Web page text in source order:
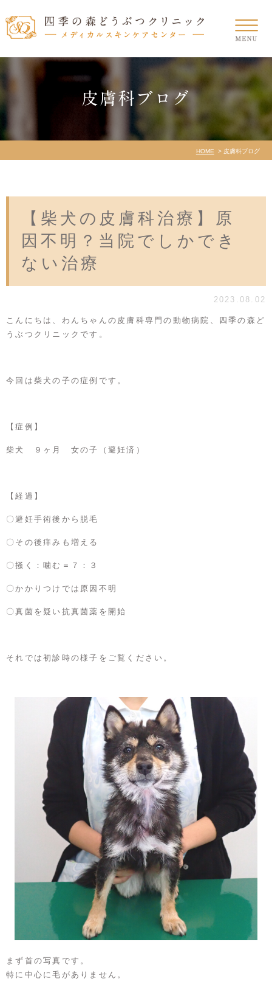
皮膚科ブログ
HOME 皮膚科ブログ
【柴犬の皮膚科治療】原
因不明？当院でしかでき
ない治療
2023.08.02
こんにちは、わんちゃんの皮膚科専門の動物病院、四季の森ど
うぶつクリニックです。
今回は柴犬の子の症例です。
【症例】
柴犬 ９ヶ月 女の子（避妊済）
【経過】
〇避妊手術後から脱毛
〇その後痒みも増える
〇掻く：噛む＝７：３
〇かかりつけでは原因不明
〇真菌を疑い抗真菌薬を開始
それでは初診時の様子をご覧ください。
まず首の写真です。
特に中心に毛がありません。